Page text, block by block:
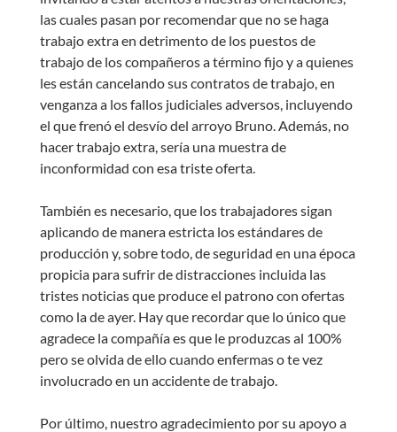
las cuales pasan por recomendar que no se haga
trabajo extra en detrimento de los puestos de
trabajo de los compañeros a término fijo y a quienes
les están cancelando sus contratos de trabajo, en
venganza a los fallos judiciales adversos, incluyendo
el que frenó el desvío del arroyo Bruno. Además, no
hacer trabajo extra, sería una muestra de
inconformidad con esa triste oferta.
También es necesario, que los trabajadores sigan
aplicando de manera estricta los estándares de
producción y, sobre todo, de seguridad en una época
propicia para sufrir de distracciones incluida las
tristes noticias que produce el patrono con ofertas
como la de ayer. Hay que recordar que lo único que
agradece la compañía es que le produzcas al 100%
pero se olvida de ello cuando enfermas o te vez
involucrado en un accidente de trabajo.
Por último, nuestro agradecimiento por su apoyo a